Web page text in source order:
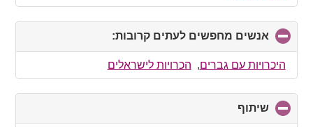
אנשים מחפשים לעתים קרובות:
to
collapse
contents
היכרויות עם גברים, הכרויות לישראלים
שיתוף
to